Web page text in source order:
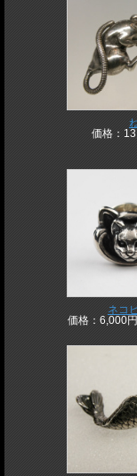
価格：
ネコ
価格：6,000